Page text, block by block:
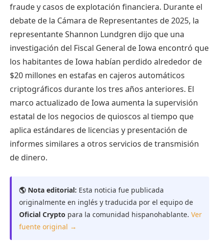
fraude y casos de explotación financiera. Durante el
debate de la Cámara de Representantes de 2025, la
representante Shannon Lundgren dijo que una
investigación del Fiscal General de Iowa encontró que
los habitantes de Iowa habían perdido alrededor de
$20 millones en estafas en cajeros automáticos
criptográficos durante los tres años anteriores. El
marco actualizado de Iowa aumenta la supervisión
estatal de los negocios de quioscos al tiempo que
aplica estándares de licencias y presentación de
informes similares a otros servicios de transmisión
de dinero.
🌎 Nota editorial: Esta noticia fue publicada
originalmente en inglés y traducida por el equipo de
Oficial Crypto para la comunidad hispanohablante. Ver
fuente original →